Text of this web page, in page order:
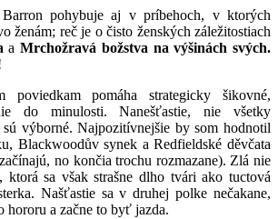
pohybuje aj v príbehoch, v ktorých
ženám; reč je o čisto ženských záležitostiach
aMrchožravá božstva na výšinách svých.
poviedkam pomáha strategicky šikovné,
do minulosti. Nanešťastie, nie všetky
výborné. Najpozitívnejšie by som hodnotil
Blackwoodův synek a Redfieldské děvčata
no končia trochu rozmazane). Zlá nie
sa však strašne dlho tvári ako tuctová
Našťastie sa v druhej polke nečakane,
hororu a začne to byť jazda.